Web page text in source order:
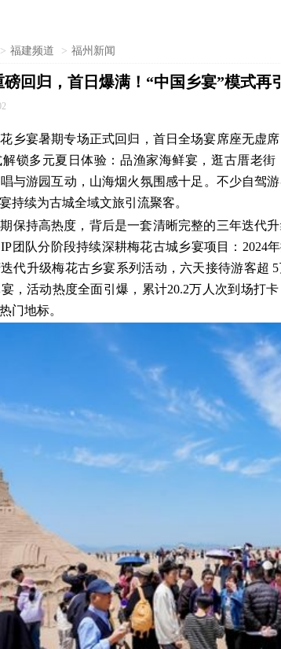
> 福建频道 > 福州新闻
回归，首日爆满！“中国乡宴”模式再
乡宴暑期专场正式回归，首日全场宴席座无虚
锁多元夏日体验：品渔家海鲜宴，逛古厝老
与游园互动，山海烟火氛围感十足。不少自驾
持续为古城全域文旅引流聚客。
保持高热度，背后是一套清晰完整的三年迭代
团队分阶段持续深耕梅花古城乡宴项目：2024
代升级梅花古乡宴系列活动，六天接待游客超
，活动热度全面引爆，累计20.2万人次到场打
门地标。